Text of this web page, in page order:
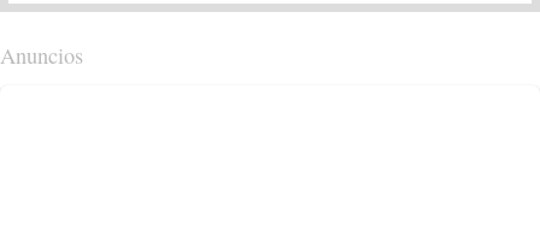
Anuncios